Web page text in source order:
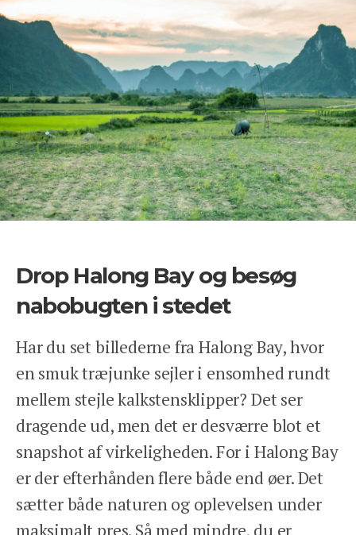
Drop Halong Bay og besøg
nabobugten i stedet
Har du set billederne fra Halong Bay, hvor
en smuk træjunke sejler i ensomhed rundt
mellem stejle kalkstensklipper? Det ser
dragende ud, men det er desværre blot et
snapshot af virkeligheden. For i Halong Bay
er der efterhånden flere både end øer. Det
sætter både naturen og oplevelsen under
maksimalt pres. Så med mindre, du er
Prinsesse Maries Allé 17, 1. tv
1908 Frb. C
Email: contact@wetravel.dk
CVR: 39166372
Rejsegarantifonden: 2868
HJEM
DESTINATIONER
INSPIRATION
ANSVARLIGHED
OM OS
KONTAKT
REJSEFORSIKRING
BETINGELSER
Facebook Instagram